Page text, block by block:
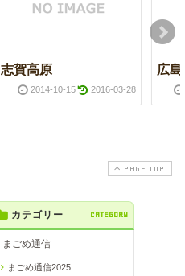
志賀高原
2014-10-15 2016-03-28
広
PAGE TOP
カテゴリー CATEGORY
まごめ通信
まごめ通信2025